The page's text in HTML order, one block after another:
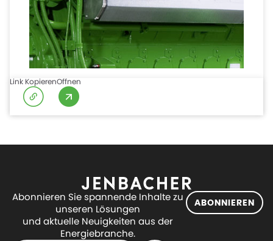
Link KopierenOffnen
Abonnieren Sie spannende Inhalte zu
unseren Lösungen
und aktuelle Neuigkeiten aus der
Energiebranche.
ABONNIEREN